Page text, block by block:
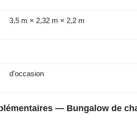
3,5 m × 2,32 m × 2,2 m
d'occasion
— Bungalow de